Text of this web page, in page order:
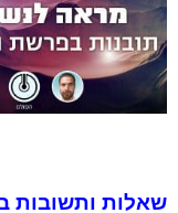
שאלות ותשובות